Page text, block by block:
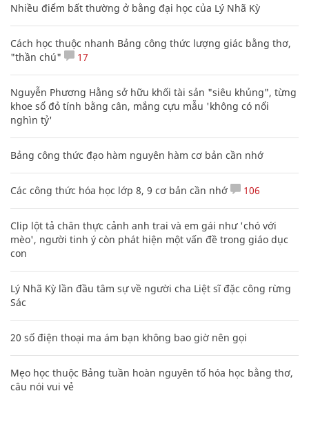
Nhiều điểm bất thường ở bằng đại học của Lý Nhã Kỳ
Cách học thuộc nhanh Bảng công thức lượng giác bằng thơ,
"thần chú"
17
Nguyễn Phương Hằng sở hữu khối tài sản "siêu khủng", từng
khoe sổ đỏ tính bằng cân, mắng cựu mẫu 'không có nổi
nghìn tỷ'
Bảng công thức đạo hàm nguyên hàm cơ bản cần nhớ
Các công thức hóa học lớp 8, 9 cơ bản cần nhớ 106
Clip lột tả chân thực cảnh anh trai và em gái như 'chó với
mèo', người tinh ý còn phát hiện một vấn đề trong giáo dục
con
Lý Nhã Kỳ lần đầu tâm sự về người cha Liệt sĩ đặc công rừng
Sác
20 số điện thoại ma ám bạn không bao giờ nên gọi
Mẹo học thuộc Bảng tuần hoàn nguyên tố hóa học bằng thơ,
câu nói vui vẻ